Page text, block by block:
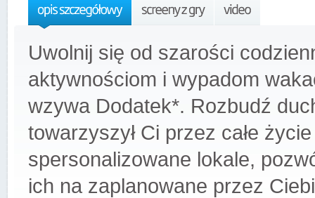
Uwolnij się od szarości
aktywnościom i wypadom
wzywa Dodatek*. Rozbudź
towarzyszył Ci przez całe
spersonalizowane lokale,
ich na zaplanowane przez